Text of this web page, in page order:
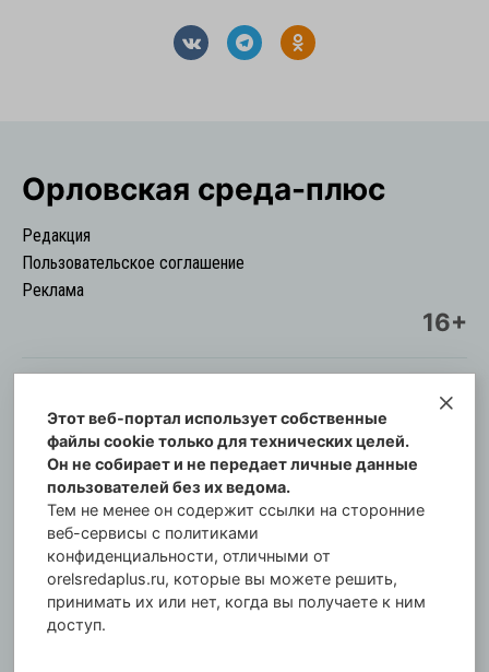
Орловская cреда-плюс
Редакция
Пользовательское соглашение
Реклама
16+
© Информационный городской портал
Орловская cреда-плюс, 2021-2026
Свидетельство о регистрации СМИ: ПИ №57-
00254 от 29 октября 2013 г.
Газета зарегистрирована Управлением
Федеральной службы по надзору в сфере связи,
информационных технологий и массовых
коммуникаций по Орловской области.
Главный редактор: Татьяна Филёва
Этот веб-портал использует собственные
файлы cookie только для технических целей.
Он не собирает и не передает личные данные
пользователей без их ведома.
Тем не менее он содержит ссылки на сторонние
веб-сервисы с политиками
конфиденциальности, отличными от
orelsredaplus.ru, которые вы можете решить,
принимать их или нет, когда вы получаете к ним
доступ.